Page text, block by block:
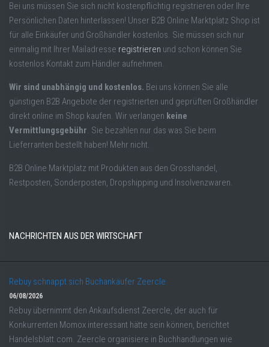
Bei uns müssen Sie sich nicht kostenpflichtig registrieren oder Ihre
Persönlichen Daten hinterlassen! Unser B2B Online Marktplatz Shop ist
für alle Einkäufer und Großhändler kostenlos. Sie müssen sich nur
einmalig mit Ihrer Mailadresse registrieren und schon können Sie
kostenlos Kontakt zum Händler aufnehmen.
Wir sind unabhängig und kostenlos. Bei uns können Sie alle
günstigen B2B Angebote der registrierten und geprüften Großhändler
direkt online im Shop kaufen. Wir verlangen keine
Vermittlungsgebühr. Sie bezahlen nur das was Sie beim
Lieferranten bestellt haben! Mehr nicht.
B2B Online Marktplatz mit Produkten aus den Grosshandel,
Restposten, Sonderposten, Dropshipping und Insolvenzwaren.
NACHRICHTEN AUS DER WIRTSCHAFT
Rebuy schnappt sich Buchankäufer Zeercle
06/08/2026
Rebuy übernimmt den Ankaufsdienst Zeercle, der auch für
Konkurrenten Momox interessant hätte sein können, berichtet
Handelsblatt.com. Zeercle organisiere in Buchhandlungen wie